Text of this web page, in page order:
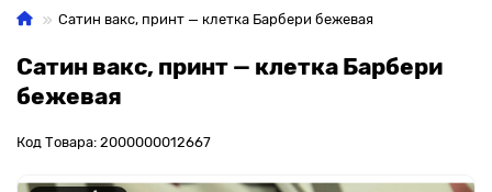
Сатин вакс, принт — клетка Барбери бежевая
Сатин вакс, принт — клетка Барбери
бежевая
Код Товара: 2000000012667